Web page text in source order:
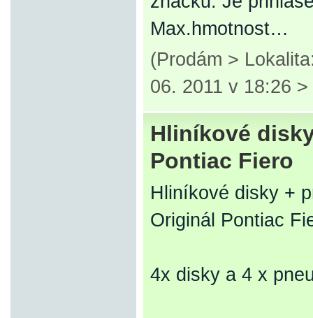
Max.hmotnost…
(Prodám >
06. 2011 v 18:26 >
Hliníkové
Pontiac Fiero
Hliníkové disky +
Originál Pontiac
4x disky a 4 x